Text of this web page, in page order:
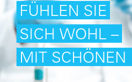
FÜHLEN SIE
SICH WOHL –
MIT SCHÖNEN